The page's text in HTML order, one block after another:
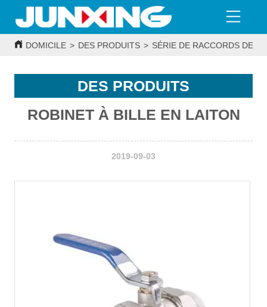
DOMICILE > DES PRODUITS > SÉRIE DE RACCORDS DE
DES PRODUITS
ROBINET À BILLE EN LAITON
2019-09-03